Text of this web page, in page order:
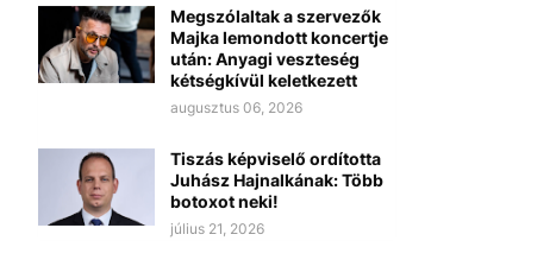
Megszólaltak a szervezők
Majka lemondott koncertje
után: Anyagi veszteség
kétségkívül keletkezett
augusztus 06, 2026
Tiszás képviselő ordította
Juhász Hajnalkának: Több
botoxot neki!
július 21, 2026